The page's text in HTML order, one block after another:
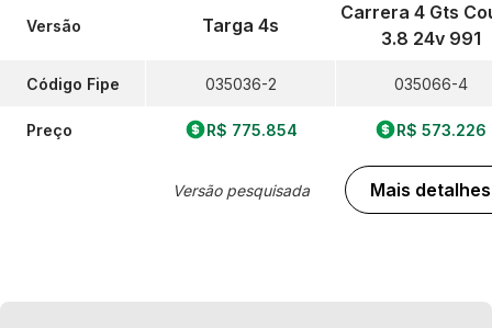
Versão
Código Fipe
Preço
Targa 4s
035036-2
R$ 775.854
Versão pesquisada
Carrera 4 Gts
3.8 24v 991
035066-4
R$ 573.226
Mais detalhes